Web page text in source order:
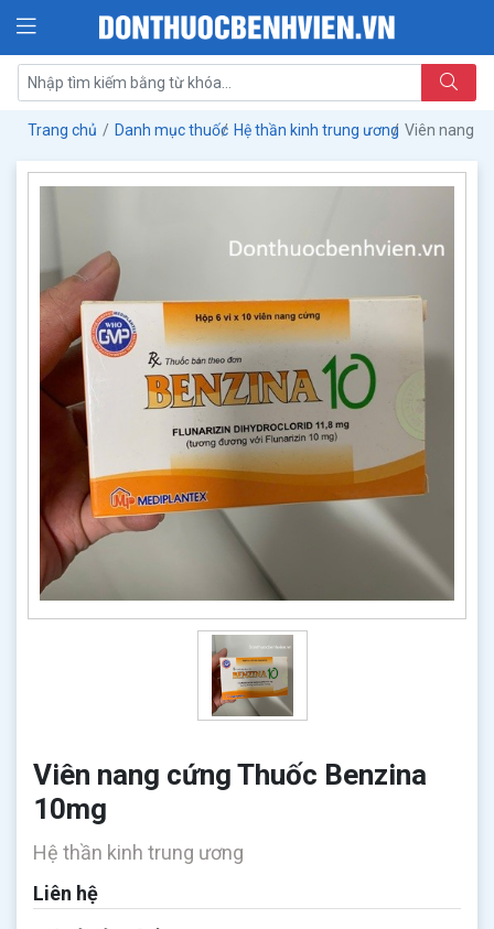
Trang chủ Danh mục thuốc Hệ thần kinh trung ương Viên nang
Viên nang cứng Thuốc Benzina
10mg
Hệ thần kinh trung ương
Liên hệ